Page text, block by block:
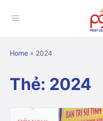
Home » 2024
Thẻ: 2024